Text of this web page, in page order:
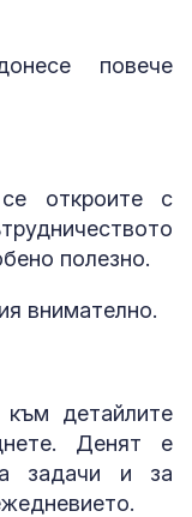
повече
откроите с
полезно.
внимателно.
към детайлите
Денят е
задачи и за